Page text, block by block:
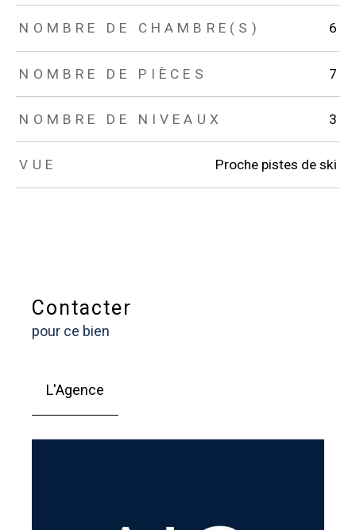
NOMBRE DE CHAMBRE(S) 6
NOMBRE DE PIÈCES 7
NOMBRE DE NIVEAUX 3
VUE Proche pistes de ski
Contacter
pour ce bien
L'Agence